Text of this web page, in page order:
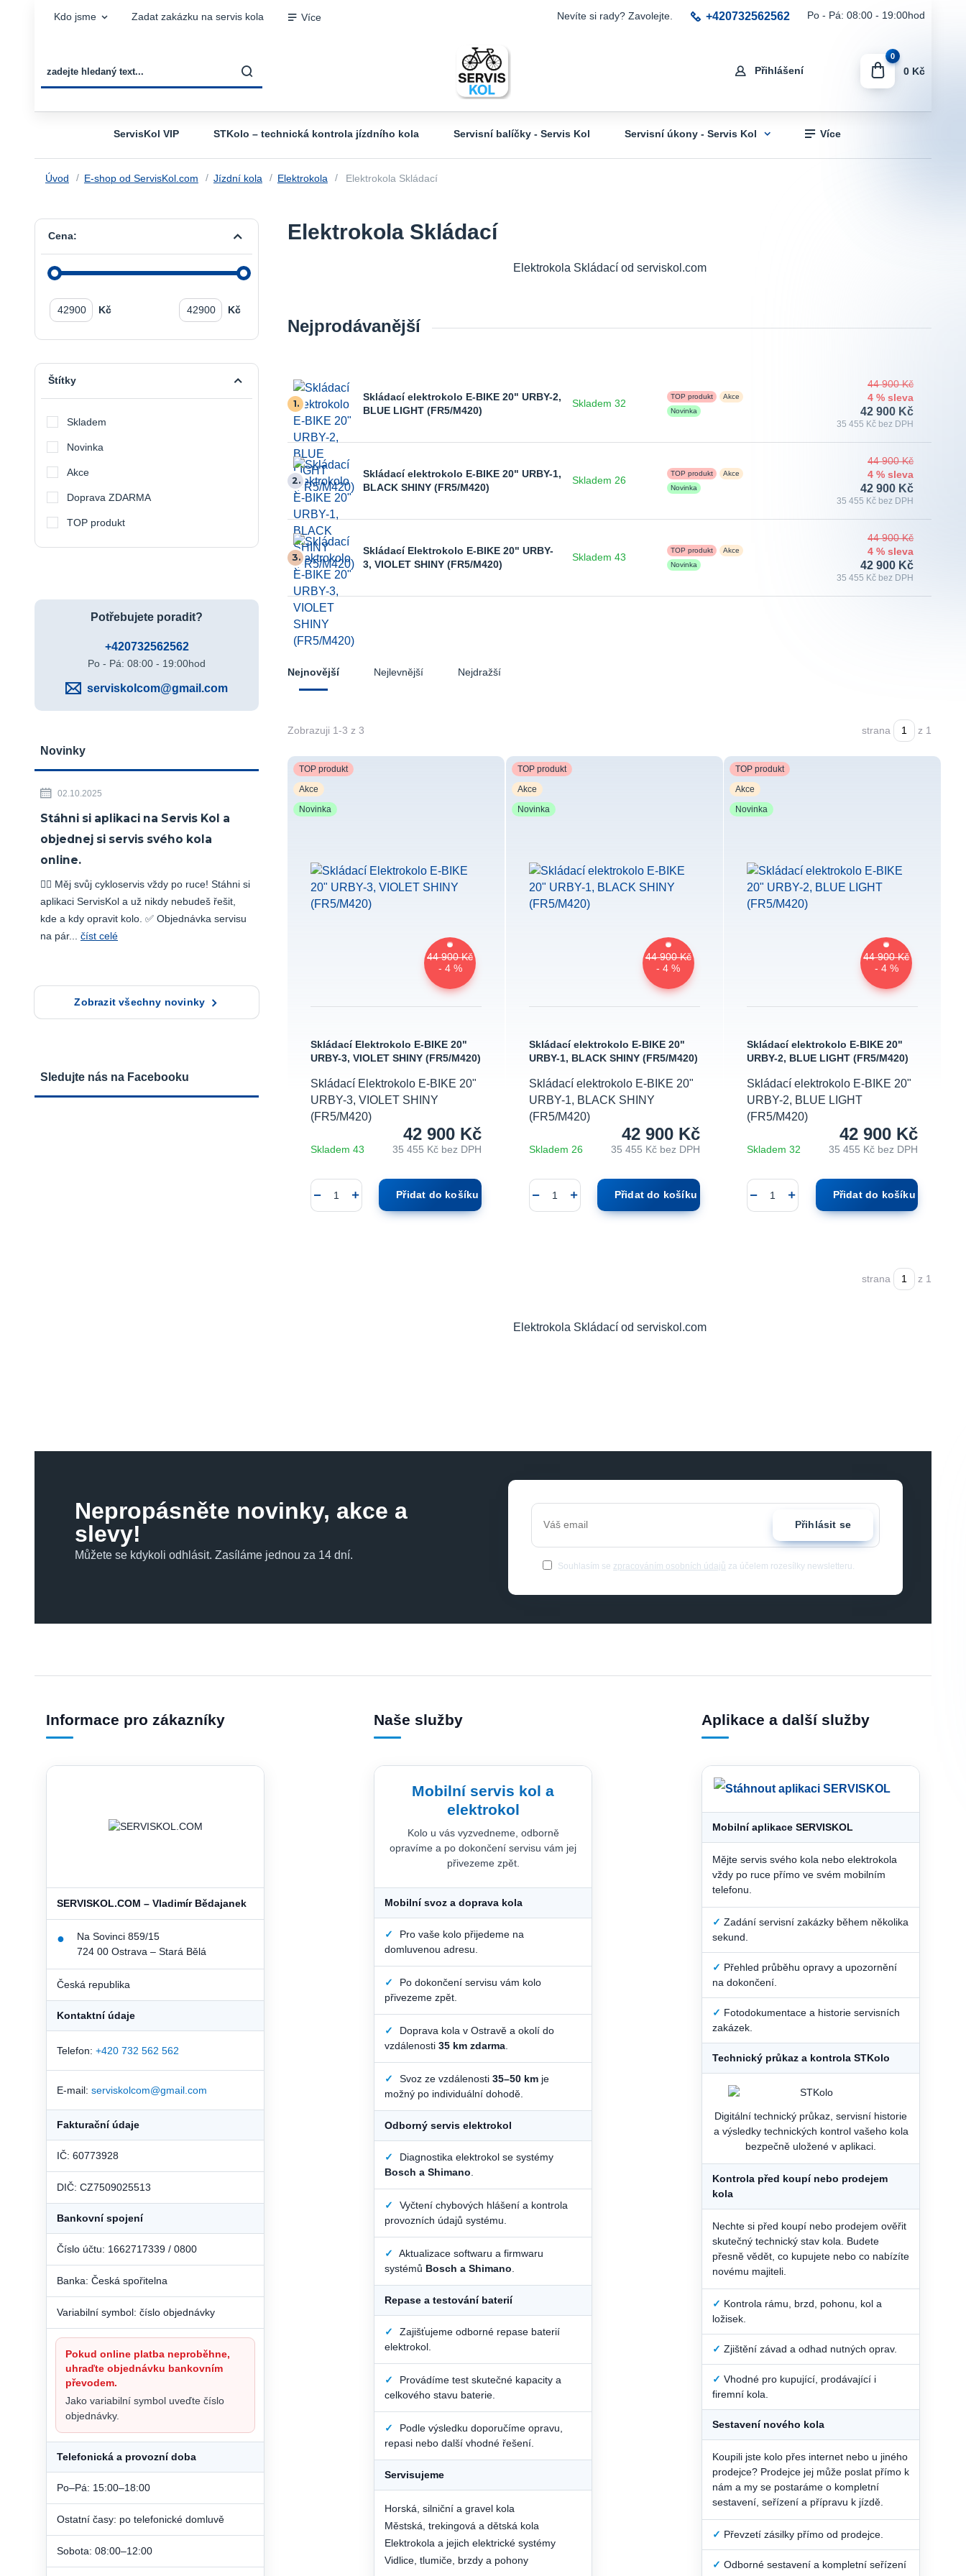
Kdo jsme Zadat zakázku na servis kola Více
Přihlášení
Nevíte si rady? Zavolejte. +420732562562 Po - Pá: 08:00 - 19:00hod
0
0 Kč
ServisKol VIP STKolo – technická kontrola jízdního kola Servisní balíčky - Servis Kol Servisní úkony - Servis Kol Více
Úvod E-shop od ServisKol.com Jízdní kola Elektrokola Elektrokola Skládací
Elektrokola Skládací
Elektrokola Skládací od serviskol.com
Nejprodávanější
1.
Skládací elektrokolo E-BIKE 20" URBY-2,
BLUE LIGHT (FR5/M420)
Skladem 32
TOP produkt
Akce
Novinka
44 900 Kč
4 % sleva
42 900 Kč
35 455 Kč bez DPH
2.
Skládací elektrokolo E-BIKE 20" URBY-1,
BLACK SHINY (FR5/M420)
Skladem 26
TOP produkt
Akce
Novinka
44 900 Kč
4 % sleva
42 900 Kč
35 455 Kč bez DPH
3.
Skládací Elektrokolo E-BIKE 20" URBY-
3, VIOLET SHINY (FR5/M420)
Skladem 43
TOP produkt
Akce
Novinka
44 900 Kč
4 % sleva
42 900 Kč
35 455 Kč bez DPH
Nejnovější Nejlevnější Nejdražší
Zobrazuji 1-3 z 3 strana z 1
TOP produkt
Akce
Novinka
44 900 Kč
- 4 %
Skládací Elektrokolo E-BIKE 20"
URBY-3, VIOLET SHINY (FR5/M420)
Skládací Elektrokolo E-BIKE 20"
URBY-3, VIOLET SHINY
(FR5/M420)
42 900 Kč
35 455 Kč bez DPH
Skladem 43
Přidat do košíku
TOP produkt
Akce
Novinka
44 900 Kč
- 4 %
Skládací elektrokolo E-BIKE 20"
URBY-1, BLACK SHINY (FR5/M420)
Skládací elektrokolo E-BIKE 20"
URBY-1, BLACK SHINY
(FR5/M420)
42 900 Kč
35 455 Kč bez DPH
Skladem 26
Přidat do košíku
TOP produkt
Akce
Novinka
44 900 Kč
- 4 %
Skládací elektrokolo E-BIKE 20"
URBY-2, BLUE LIGHT (FR5/M420)
Skládací elektrokolo E-BIKE 20"
URBY-2, BLUE LIGHT
(FR5/M420)
42 900 Kč
35 455 Kč bez DPH
Skladem 32
Přidat do košíku
strana z 1
Elektrokola Skládací od serviskol.com
Cena:
Kč Kč
Štítky
Skladem
Novinka
Akce
Doprava ZDARMA
TOP produkt
Potřebujete poradit?
+420732562562
Po - Pá: 08:00 - 19:00hod
serviskolcom@gmail.com
Novinky
02.10.2025
Stáhni si aplikaci na Servis Kol a
objednej si servis svého kola
online.
🚴‍♂️ Měj svůj cykloservis vždy po ruce! Stáhni si
aplikaci ServisKol a už nikdy nebudeš řešit,
kde a kdy opravit kolo. ✅ Objednávka servisu
na pár... číst celé
Zobrazit všechny novinky
Sledujte nás na Facebooku
Nepropásněte novinky, akce a
slevy!
Můžete se kdykoli odhlásit. Zasíláme jednou za 14 dní.
Přihlásit se
Souhlasím se zpracováním osobních údajů za účelem rozesílky newsletteru.
Informace pro zákazníky
SERVISKOL.COM – Vladimír Bědajanek
●
Na Sovinci 859/15
724 00 Ostrava – Stará Bělá
Česká republika
Kontaktní údaje
Telefon: +420 732 562 562
E-mail: serviskolcom@gmail.com
Fakturační údaje
IČ: 60773928
DIČ: CZ7509025513
Bankovní spojení
Číslo účtu: 1662717339 / 0800
Banka: Česká spořitelna
Variabilní symbol: číslo objednávky
Pokud online platba neproběhne,
uhraďte objednávku bankovním
převodem.
Jako variabilní symbol uveďte číslo
objednávky.
Telefonická a provozní doba
Po–Pá: 15:00–18:00
Ostatní časy: po telefonické domluvě
Sobota: 08:00–12:00
Naše služby
Mobilní servis kol a
elektrokol
Kolo u vás vyzvedneme, odborně
opravíme a po dokončení servisu vám jej
přivezeme zpět.
Mobilní svoz a doprava kola
✓
Pro vaše kolo přijedeme na
domluvenou adresu.
✓
Po dokončení servisu vám kolo
přivezeme zpět.
✓
Doprava kola v Ostravě a okolí do
vzdálenosti 35 km zdarma
✓ Svoz ze vzdálenosti 35–50 km je
možný po individuální dohodě.
Odborný servis elektrokol
✓
Diagnostika elektrokol se systémy
Bosch a Shimano
✓
Vyčtení chybových hlášení a kontrola
provozních údajů systému.
✓
Aktualizace softwaru a firmwaru
systémů Bosch a Shimano
Repase a testování baterií
✓
Zajišťujeme odborné repase baterií
elektrokol.
✓
Provádíme test skutečné kapacity a
celkového stavu baterie.
✓
Podle výsledku doporučíme opravu,
repasi nebo další vhodné řešení.
Servisujeme
Horská, silniční a gravel kola
Městská, trekingová a dětská kola
Elektrokola a jejich elektrické systémy
Vidlice, tlumiče, brzdy a pohony
Aplikace a další služby
Mobilní aplikace SERVISKOL
Mějte servis svého kola nebo elektrokola
vždy po ruce přímo ve svém mobilním
telefonu.
✓ Zadání servisní zakázky během několika
sekund.
✓ Přehled průběhu opravy a upozornění
na dokončení.
✓ Fotodokumentace a historie servisních
zakázek.
Technický průkaz a kontrola STKolo
Digitální technický průkaz, servisní historie
a výsledky technických kontrol vašeho kola
bezpečně uložené v aplikaci.
Kontrola před koupí nebo prodejem
kola
Nechte si před koupí nebo prodejem ověřit
skutečný technický stav kola. Budete
přesně vědět, co kupujete nebo co nabízíte
novému majiteli.
✓ Kontrola rámu, brzd, pohonu, kol a
ložisek.
✓ Zjištění závad a odhad nutných oprav.
✓ Vhodné pro kupující, prodávající i
firemní kola.
Sestavení nového kola
Koupili jste kolo přes internet nebo u jiného
prodejce? Prodejce jej může poslat přímo k
nám a my se postaráme o kompletní
sestavení, seřízení a přípravu k jízdě.
✓ Převzetí zásilky přímo od prodejce.
✓ Odborné sestavení a kompletní seřízení